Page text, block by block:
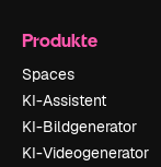
Produkte
Spaces
KI-Assistent
KI-Bildgenerator
KI-Videogenerator